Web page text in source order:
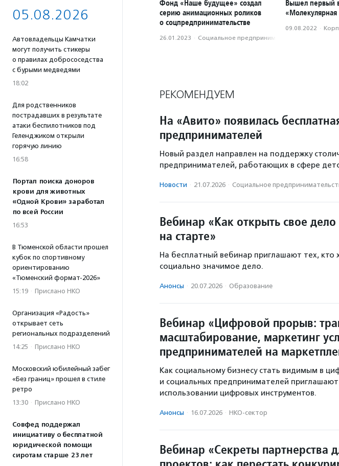
05.08.2026
Автовладельцы Камчатки
могут получить стикеры
о правилах добрососедства
с бурыми медведями
18:02
Для родственников
пострадавших в результате
атаки беспилотников под
Геленджиком открыли
горячую линию
16:58
Портал поиска доноров
крови для животных
«Одной Крови» заработал
по всей России
16:53
В Тюменской области прошел
кубок по спортивному
ориентированию
«Тюменский формат-2026»
15:19 · Прислано НКО
Организация «Радость»
открывает сеть
региональных подразделений
14:25 · Прислано НКО
Московский юбилейный забег
«Без границ» прошел в стиле
ретро
13:30 · Прислано НКО
Совфед поддержал
инициативу о бесплатной
юридической помощи
сиротам старше 23 лет
Фонд «Наше будущее» создал
серию анимационных роликов
о соцпредпринимательстве
26.01.2023 · Социальное предпри­нима­тель­ство
Вышел первый
«Молекулярная
09.08.2022 ·
РЕКОМЕНДУЕМ
На «Авито» появилась
предпринимателей
Новый раздел направлен на поддержку
предпринимателей, работающих в сфере
Новости · 21.07.2026 · Социальное
Вебинар «Как открыть свое
на старте»
На бесплатный вебинар приглашают тех, кто
социально значимое дело.
Анонсы · 20.07.2026 · Образование
Вебинар «Цифровой прорыв:
масштабирование, маркетинг
предпринимателей на
Как социальному бизнесу стать видимым в
и социальных предпринимателей
использовании цифровых инструментов.
Анонсы · 16.07.2026 · НКО-сектор
Вебинар «Секреты партнерства